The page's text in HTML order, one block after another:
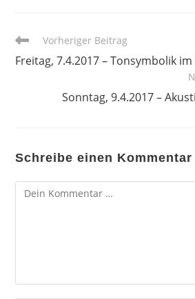
Weitere
ansehen
Vorheriger Beitrag
Freitag, 7.4.2017 – Tonsymbolik
Sonntag, 9.4.2017 –
Schreibe einen Kommentar
Kommentar